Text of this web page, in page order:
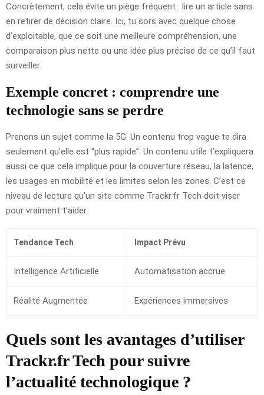
Concrètement, cela évite un piège fréquent : lire un article sans
en retirer de décision claire. Ici, tu sors avec quelque chose
d’exploitable, que ce soit une meilleure compréhension, une
comparaison plus nette ou une idée plus précise de ce qu’il faut
surveiller.
Exemple concret : comprendre une
technologie sans se perdre
Prenons un sujet comme la 5G. Un contenu trop vague te dira
seulement qu’elle est “plus rapide”. Un contenu utile t’expliquera
aussi ce que cela implique pour la couverture réseau, la latence,
les usages en mobilité et les limites selon les zones. C’est ce
niveau de lecture qu’un site comme Trackr.fr Tech doit viser
pour vraiment t’aider.
Tendance Tech Impact Prévu
Intelligence Artificielle Automatisation accrue
Réalité Augmentée Expériences immersives
Quels sont les avantages d’utiliser
Trackr.fr Tech pour suivre
l’actualité technologique ?